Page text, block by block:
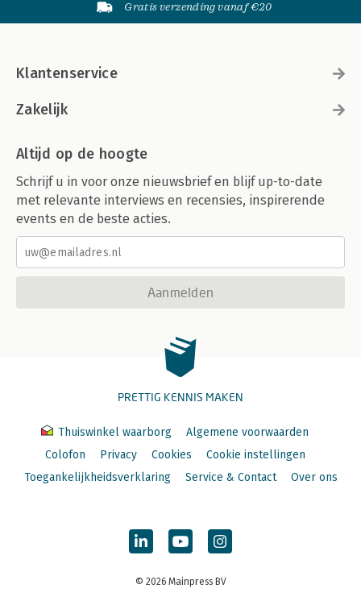
Gratis verzending vanaf €20
Klantenservice
Zakelijk
Altijd op de hoogte
Schrijf u in voor onze nieuwsbrief en blijf up-to-date
met relevante interviews en recensies, inspirerende
events en de beste acties.
Aanmelden
PRETTIG KENNIS MAKEN
Thuiswinkel waarborg
Algemene voorwaarden
Colofon
Privacy Cookies
Cookie instellingen
Toegankelijkheidsverklaring
Service & Contact Over ons
© 2026 Mainpress BV